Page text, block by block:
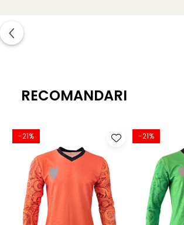
construcția mănușilor LUPOS Azuro
respire în interiorul mănușii.
benzi elastice duble, care înconjoară de
mănușile de box.
UTILIZARE : Mănușile pentru portari LUPOS
recomandate atât pentru antrenament
meci.
RECOMANDARI
-21% -21%